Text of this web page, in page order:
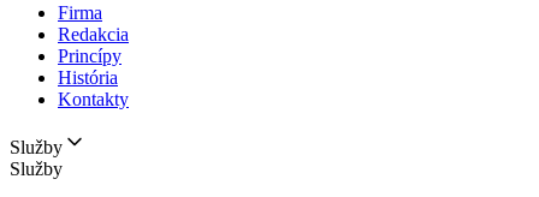
Firma
Redakcia
Princípy
História
Kontakty
Služby
Služby